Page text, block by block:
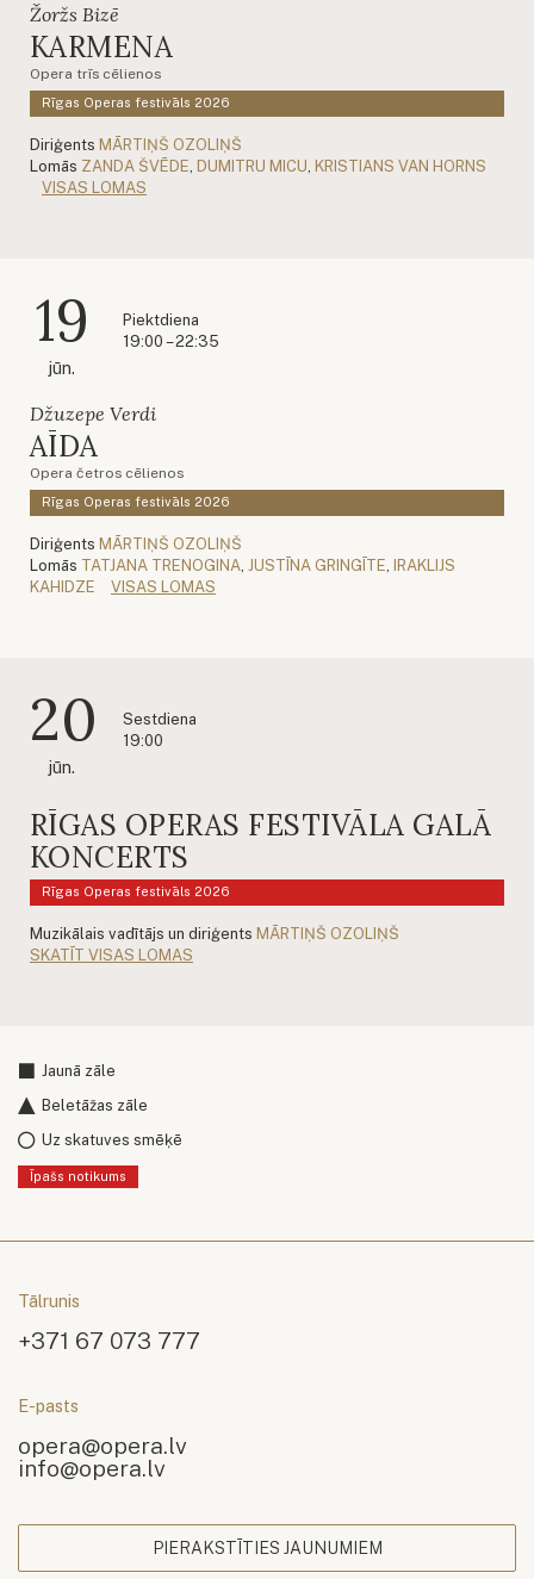
Žoržs Bizē
KARMENA
Opera trīs cēlienos
Rīgas Operas festivāls 2026
Diriģents MĀRTIŅŠ OZOLIŅŠ
Lomās ZANDA ŠVĒDE DUMITRU MICU KRISTIANS VAN HORNS
VISAS LOMAS
19
jūn.
Piektdiena
19:00 – 22:35
Džuzepe Verdi
AĪDA
Opera četros cēlienos
Rīgas Operas festivāls 2026
Diriģents MĀRTIŅŠ OZOLIŅŠ
Lomās TATJANA TRENOGINA JUSTĪNA GRINGĪTE IRAKLIJS
KAHIDZE
VISAS LOMAS
20
jūn.
Sestdiena
19:00
RĪGAS OPERAS FESTIVĀLA GALĀ
KONCERTS
Rīgas Operas festivāls 2026
Muzikālais vadītājs un diriģents MĀRTIŅŠ OZOLIŅŠ
SKATĪT VISAS LOMAS
Jaunā zāle
Beletāžas zāle
Uz skatuves smēķē
Īpašs notikums
Tālrunis
+371 67 073 777
E-pasts
opera@opera.lv
info@opera.lv
PIERAKSTĪTIES JAUNUMIEM